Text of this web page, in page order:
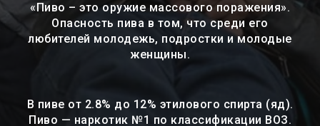
«Пиво – это оружие массового поражения».
Опасность пива в том, что среди его
любителей молодежь, подростки и молодые
женщины.
В пиве от 2.8% до 12% этилового спирта (яд).
Пиво — наркотик №1 по классификации ВОЗ.